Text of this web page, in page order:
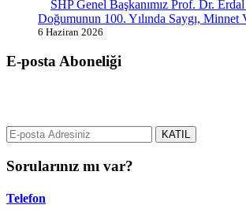
SHP Genel Başkanımız Prof. Dr.
Doğumunun 100. Yılında Saygı, Minnet
6 Haziran 2026
E-posta Aboneliği
KATIL
Sorularınız mı var?
Telefon